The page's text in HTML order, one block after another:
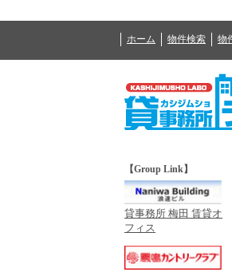
ホーム 物件検索 物
【Group Link】
貸事務所 梅田 賃貸オ
フィス